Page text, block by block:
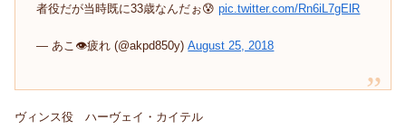
者役だが当時既に33歳なんだぉ😰pic.twitter.com/Rn6iL7gElR
— あこ👁疲れ (@akpd850y)August 25, 2018
ヴィンス役 ハーヴェイ・カイテル